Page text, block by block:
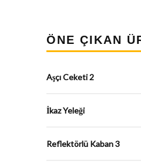
ÖNE ÇIKAN
Aşçı Ceketi 2
İkaz Yeleği
Reflektörlü Kaban 3